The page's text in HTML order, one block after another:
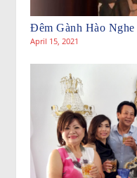
Đêm Gành Hào
April 15, 2021